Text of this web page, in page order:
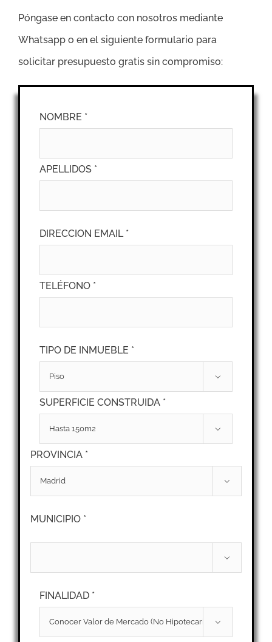
Póngase en contacto con nosotros mediante
Whatsapp o en el siguiente formulario para
solicitar presupuesto gratis sin compromiso:
NOMBRE *
APELLIDOS *
DIRECCION EMAIL *
TELÉFONO *
TIPO DE INMUEBLE *

SUPERFICIE CONSTRUIDA *

PROVINCIA *

MUNICIPIO *

FINALIDAD *
